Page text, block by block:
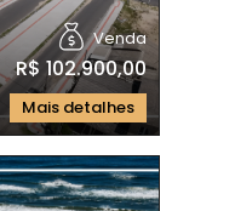
Venda
R$ 102.900,00
Mais detalhes